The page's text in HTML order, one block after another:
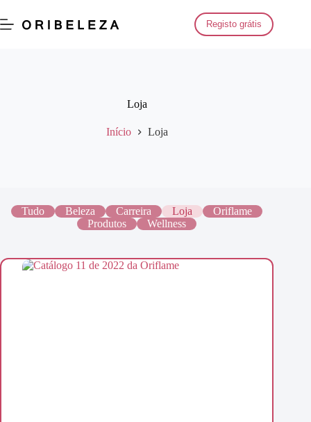
para
o
Registo grátis
Loja
Início Loja
Tudo Beleza Carreira Loja
Oriflame
Produtos
Wellness